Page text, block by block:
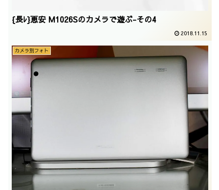
{長ﾚ}恵安 M1026Sのカメラで遊ぶ-その4
2018.11.15
カメラ別フォト